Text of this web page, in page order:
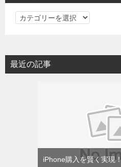
カ
リ
ー
最近の記事
iPhone購入を賢く実現